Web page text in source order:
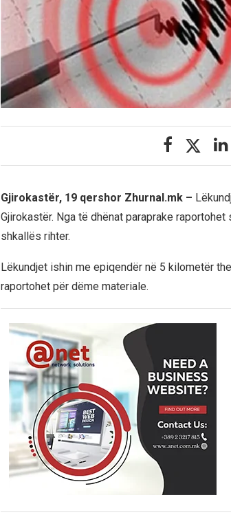
Gjirokastër, 19 qershor Zhurnal.mk –
Gjirokastër. Nga të dhënat paraprake
shkallës rihter.
Lëkundjet ishin me epiqendër në 5 kilometër
raportohet për dëme materiale.